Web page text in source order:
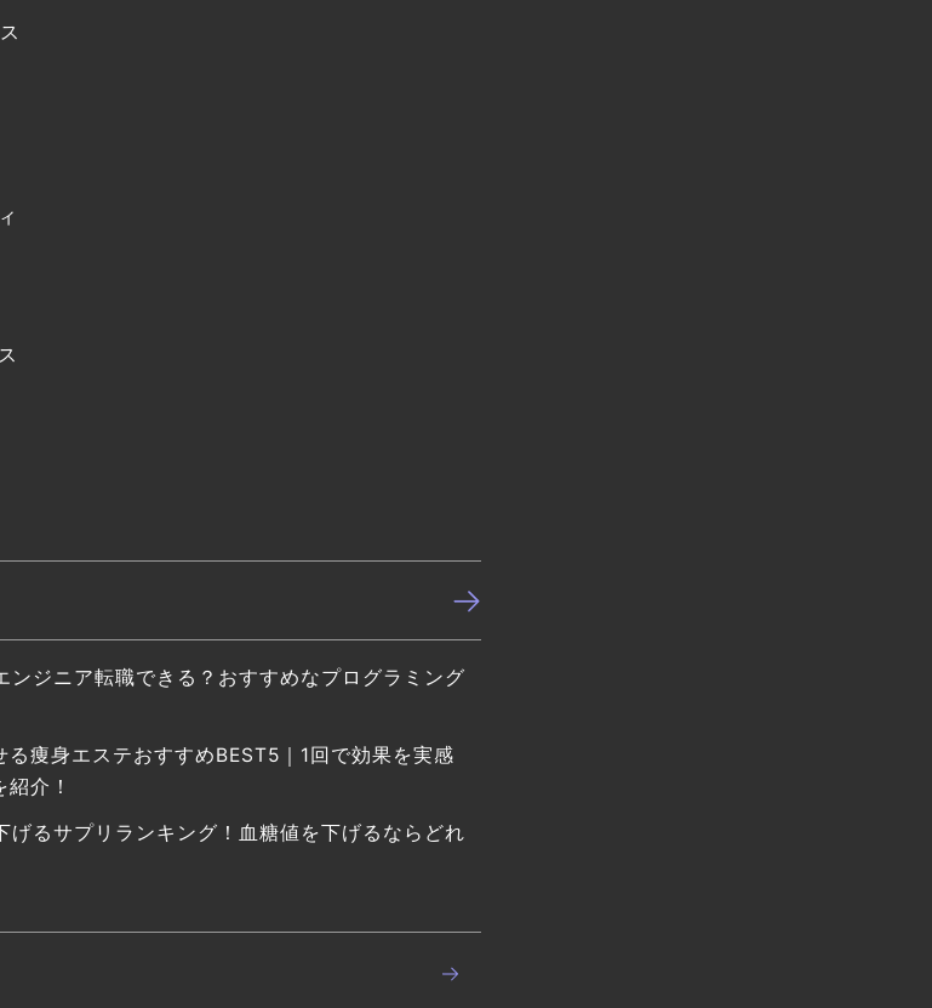
ンジニア転職できる？おすすめなプログラミング
る痩身エステおすすめBEST5｜1回で効果を実感
介！
げるサプリランキング！血糖値を下げるならどれ